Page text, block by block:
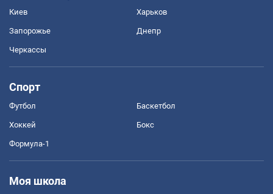
Киев Харьков
Запорожье Днепр
Черкассы
Спорт
Футбол Баскетбол
Хоккей Бокс
Формула-1
Моя школа